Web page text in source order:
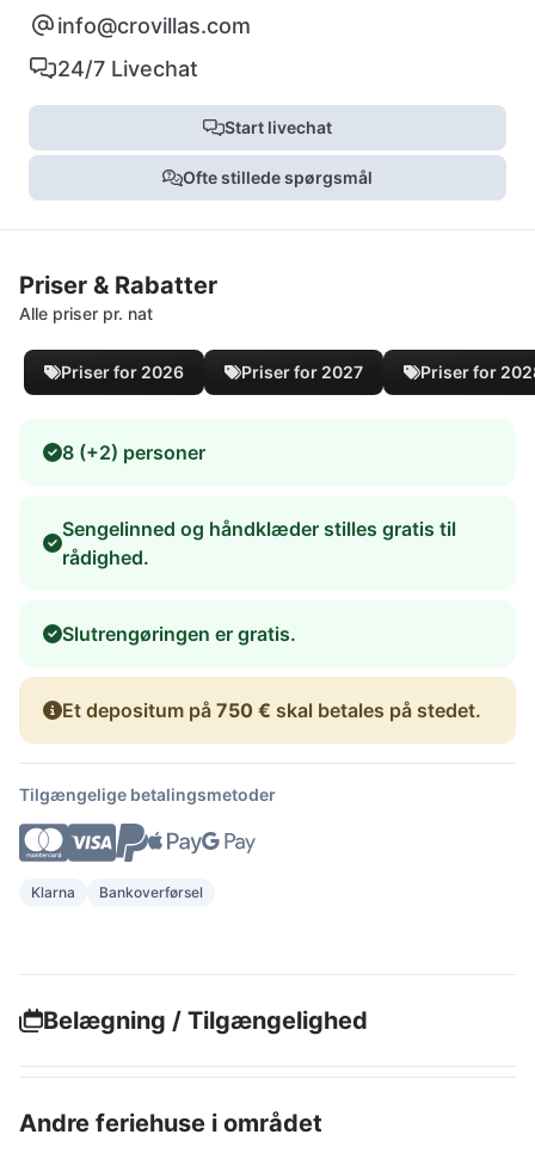
info@crovillas.com
24/7 Livechat
Start livechat
Ofte stillede spørgsmål
Priser & Rabatter
Alle priser pr. nat
Priser for 2026 Priser for 2027 Priser for
8 (+2) personer
Sengelinned og håndklæder stilles gratis til
rådighed.
Slutrengøringen er gratis.
Et depositum på 750 € skal betales på stedet.
Tilgængelige betalingsmetoder
Klarna Bankoverførsel
Belægning / Tilgængelighed
Andre feriehuse i området